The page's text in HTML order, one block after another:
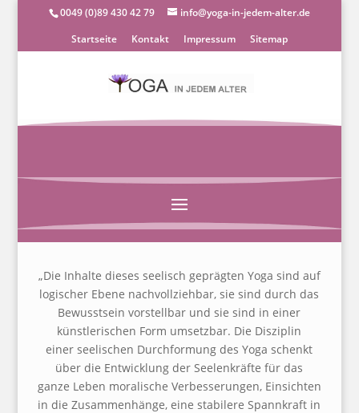
0049 (0)89 430 42 79
info@yoga-in-jedem-alter.de
Startseite
Kontakt Impressum Sitemap
„Die Inhalte dieses seelisch geprägten Yoga sind auf
logischer Ebene nachvollziehbar, sie sind durchdas
Bewusstsein vorstellbar und sie sind in einer
künstlerischen Form umsetzbar. Die Disziplin
einerseelischen Durchformung des Yoga schenkt
über die Entwicklung der Seelenkräfte für das
ganze Leben moralische Verbesserungen, Einsichten
in die Zusammenhänge, eine stabilere Spannkraft in